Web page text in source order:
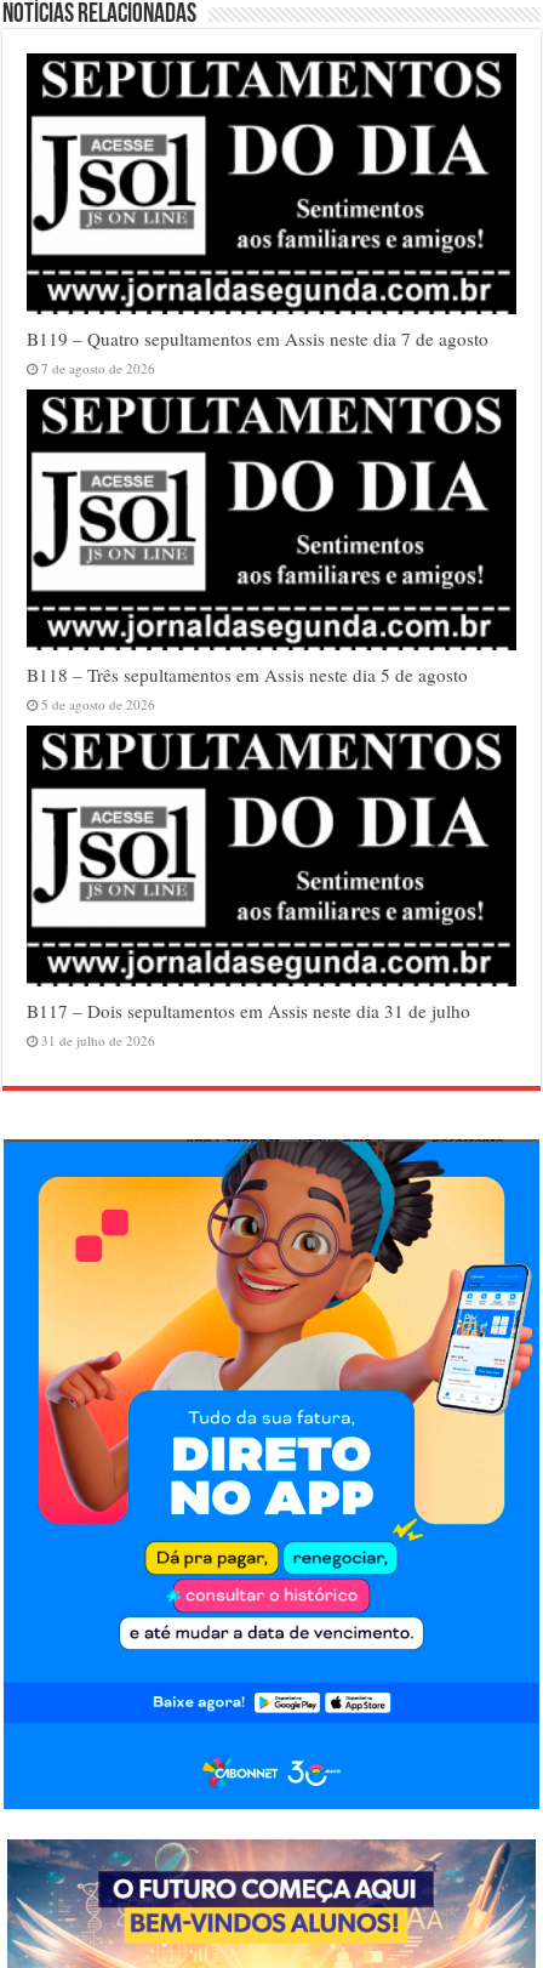
Notícias relacionadas
B119 – Quatro sepultamentos em Assis neste dia 7 de agosto
7 de agosto de 2026
B118 – Três sepultamentos em Assis neste dia 5 de agosto
5 de agosto de 2026
B117 – Dois sepultamentos em Assis neste dia 31 de julho
31 de julho de 2026